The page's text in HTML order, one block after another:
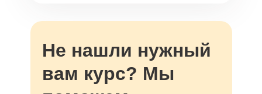
Не нашли нужный
вам курс? Мы